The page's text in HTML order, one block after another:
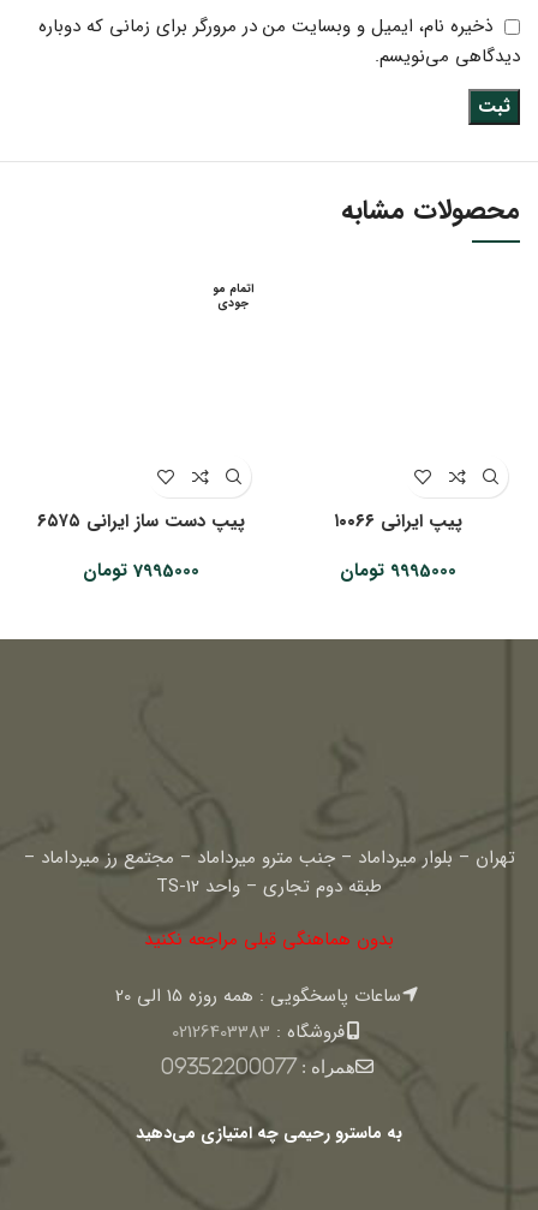
ذخیره نام، ایمیل و وبسایت من در مرورگر برای زمانی که دوباره
دیدگاهی می‌نویسم.
محصولات مشابه
پیپ ایرانی ۱۰۰۶۶
9995000 تومان
اتمام مو
جودی
پیپ دست ساز ایرانی ۶۵۷۵
7995000 تومان
تهران – بلوار میرداماد – جنب مترو میرداماد – مجتمع رز میرداماد –
طبقه دوم تجاری – واحد TS-12
بدون هماهنگی قبلی مراجعه نکنید
ساعات پاسخگویی : همه روزه 15 الی 20
فروشگاه : 02126403383
همراه :09352200077
به ماسترو رحیمی چه امتیازی می‌دهید